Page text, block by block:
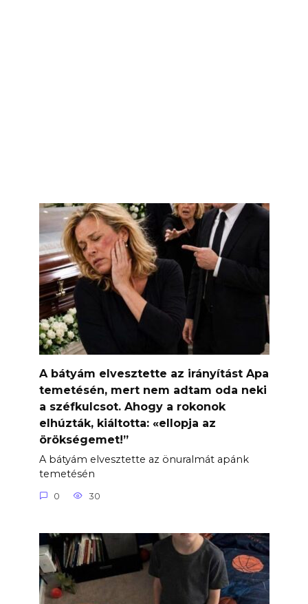
A bátyám elvesztette az irányítást Apa
temetésén, mert nem adtam oda neki
a széfkulcsot. Ahogy a rokonok
elhúzták, kiáltotta: «ellopja az
örökségemet!”
A bátyám elvesztette az önuralmát apánk
temetésén
0 30